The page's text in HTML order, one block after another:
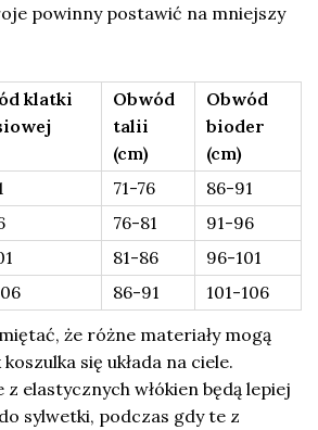
powinny postawić na mniejszy
klatki
Obwód
talii
(cm)
Obwód
bioder
(cm)
71-76
86-91
76-81
91-96
81-86
96-101
86-91
101-106
że różne materiały mogą
się układa na ciele.
z elastycznych włókien będą lepiej
sylwetki, podczas gdy te z